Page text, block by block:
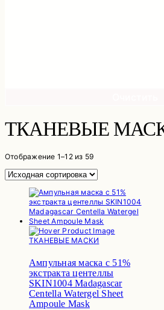
ТКАНЕВЫЕ
Отображение 1–12 из 59
ТКАНЕВЫЕ МАСКИ
Ампульная маска с 51%
экстракта центеллы
SKIN1004 Madagascar
Centella Watergel Sheet
Ampoule Mask